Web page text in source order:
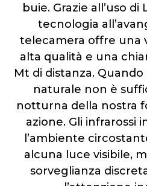
buie. Grazie all’uso di
tecnologia
telecamera offre una
alta qualità e una
Mt di distanza.
naturale non è
notturna della nostra
azione. Gli infrarossi
l’ambiente
alcuna luce visibile,
sorveglianza